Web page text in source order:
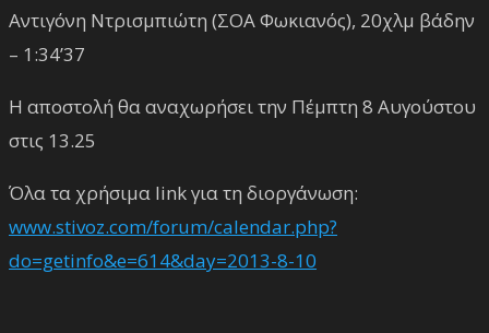
Αντιγόνη Ντρισμπιώτη (ΣΟΑ Φωκιανός), 20χλμ βάδην
– 1:34’37
Η αποστολή θα αναχωρήσει την Πέμπτη 8 Αυγούστου
στις 13.25
Όλα τα χρήσιμα link για τη διοργάνωση:
www.stivoz.com/forum/calendar.php?
do=getinfo&e=614&day=2013-8-10